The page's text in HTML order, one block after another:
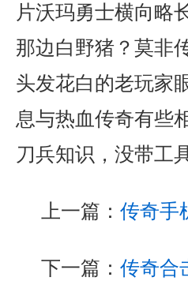
片沃玛勇士横向略
那边白野猪？莫非
头发花白的老玩家
息与热血传奇有些
刀兵知识，没带工
上一篇： 传奇手
下一篇： 传奇合